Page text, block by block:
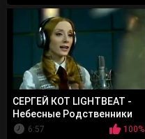
СЕРГЕЙ КОТ LIGHTBEAT -
Небесные Родственники
(песни)
6:57
100%